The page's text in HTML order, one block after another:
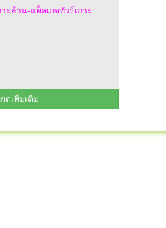
ะล้าน-แพ็คเกจทัวร์เกาะ
ดเพิ่มเติม